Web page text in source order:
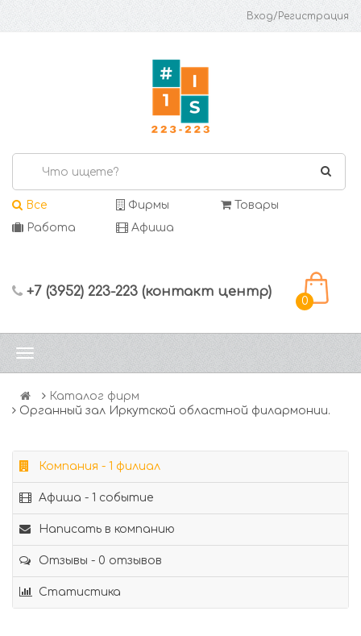
Вход/Регистрация
Все Фирмы
Товары
Работа
Афиша
+7 (3952) 223-223 (контакт центр)
0
Каталог фирм
Органный зал Иркутской областной филармонии.
Компания - 1 филиал
Афиша - 1 событие
Написать в компанию
Отзывы - 0 отзывов
Статистика